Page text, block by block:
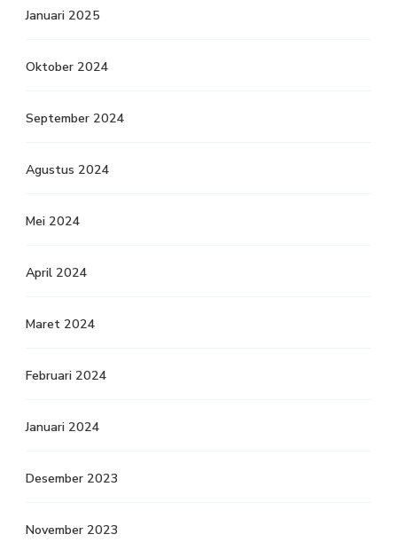
Januari 2025
Oktober 2024
September 2024
Agustus 2024
Mei 2024
April 2024
Maret 2024
Februari 2024
Januari 2024
Desember 2023
November 2023